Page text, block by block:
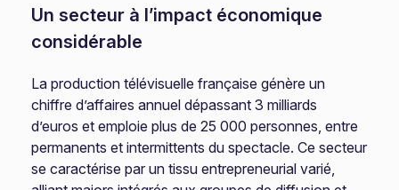
Un secteur à l’impact économique
considérable
La production télévisuelle française génère un
chiffre d’affaires annuel dépassant 3 milliards
d’euros et emploie plus de 25 000 personnes, entre
permanents et intermittents du spectacle. Ce secteur
se caractérise par un tissu entrepreneurial varié,